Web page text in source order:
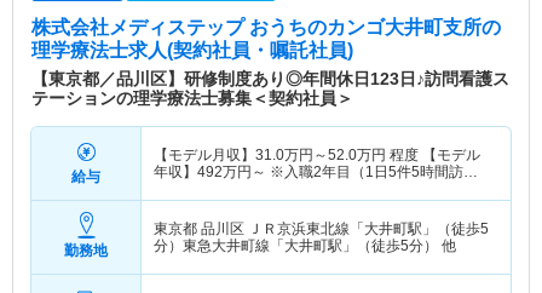
株式会社メディステップ おうちのカンゴ大井町支所の
理学療法士求人(契約社員・嘱託社員)
【東京都／品川区】研修制度あり◎年間休日123日♪訪問看護ス
テーションの理学療法士募集＜契約社員＞
給与
【モデル月収】 31.0万円～52.0万円 程度 【モデル
年収】 492万円～ ※入職2年目（1日5件5時間訪
勤務地
東京都 品川区 ＪＲ京浜東北線「大井町駅」（徒歩5
分）東急大井町線「大井町駅」（徒歩5分） 他